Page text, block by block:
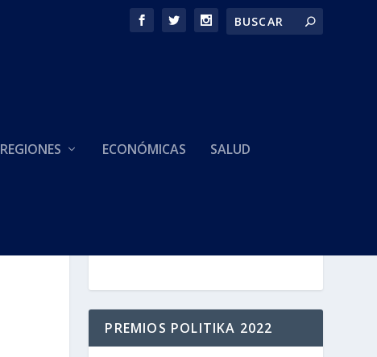
REGIONES ECONÓMICAS SALUD
PREMIOS POLITIKA 2022